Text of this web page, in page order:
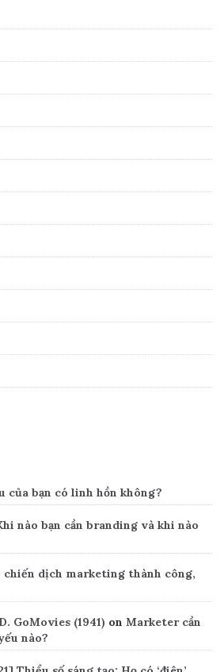
của bạn có linh hồn không?
nào bạn cần branding và khi nào
chiến dịch marketing thành công,
GoMovies (1941) on Marketer cần
nào?